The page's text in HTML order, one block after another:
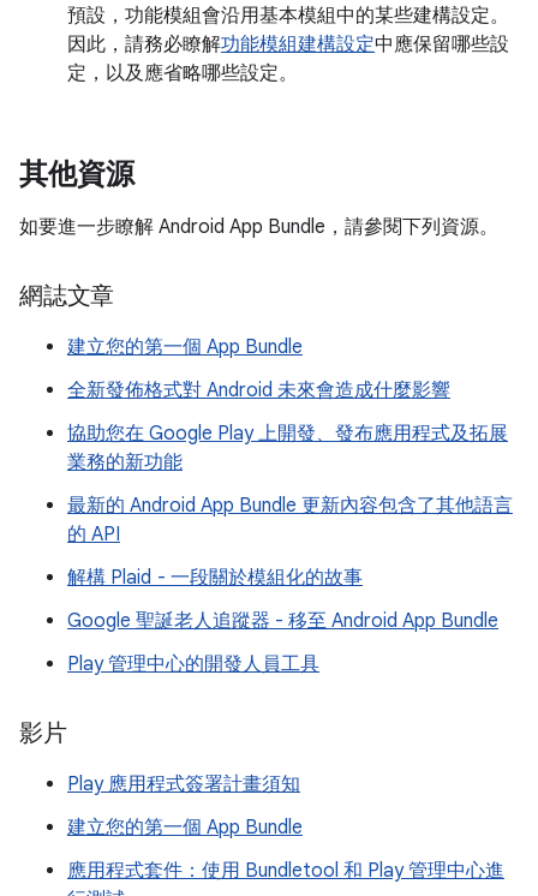
預設，功能模組會沿用基本模組中的某些建構設定。
因此，請務必瞭解功能模組建構設定中應保留哪些設
定，以及應省略哪些設定。
其他資源
如要進一步瞭解 Android App Bundle，請參閱下列資源。
網誌文章
建立您的第一個 App Bundle
全新發佈格式對 Android 未來會造成什麼影響
協助您在 Google Play 上開發、發布應用程式及拓展
業務的新功能
最新的 Android App Bundle 更新內容包含了其他語言
的 API
解構 Plaid - 一段關於模組化的故事
Google 聖誕老人追蹤器 - 移至 Android App Bundle
Play 管理中心的開發人員工具
影片
Play 應用程式簽署計畫須知
建立您的第一個 App Bundle
應用程式套件：使用 Bundletool 和 Play 管理中心進